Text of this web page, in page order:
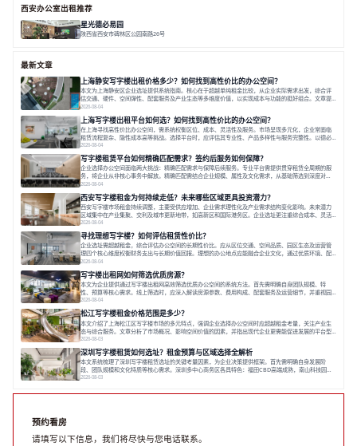
西安办公室出租推荐
星光德必易园
陕西省西安市碑林区公园南路26号
最新文章
上海静安写字楼出租价格多少？如何找到高性价比的办公空间？
本文为上海静安区企业选址提供系统指南。核心在于超越单纯租金比较，从企业实际需求出发，综合评
估交通、硬件、空间弹性、配套服务及产业生态等多维度价值，以实现成本与功能的挺好组合。文章提
出打破固定工位思维，采用精装灵活空间与共享配套以提升性价比，并通过不同规模企业的实际案例加
以说明。之后指出，专业运营服务商提供的稳定环境、社群活动与产业集聚等增值服务，是很大化空间
价值、助力企业成长的关键。对于许多在
2026-08-04
上海写字楼出租平台如何选？如何找到高性价比的办公空间？
在上海寻找高性价比办公空间，需系统权衡区位、成本、灵活性及服务。市场呈现多元化，企业常面临
租赁流程复杂、隐性成本高等挑战。选择平台时，应评估其专业性、产品多样性与服务完整性。以德必
为例，其提供从空间到生态的解决方案，通过特色园区、灵活产品和丰富配套，满足不同企业需求。企
业应明确自身需求，实地考察，选择能支持长期发展、提升竞争力的办公空间。在上海寻找合适的办公
空间，对于企业行政负责人、中小企业主
2026-08-04
写字楼租赁平台如何精确匹配需求？签约后服务如何保障？
企业选择办公空间面临两大挑战：精确匹配需求与保障后续服务。专业平台需提供贯穿租赁全周期的服
务，将企业从非核心事务中解放。精确匹配需结合企业规模、属性及文化需求，从基础筛选到深度对
接；签约后则需构建覆盖硬件运维、共享配套及专业物业的全周期保障体系。德必集团通过标准化服务
与个性化运营结合，以全国布局和产业生态圈为企业提供稳定支持，体现了从信息撮合到深度服务的能
力转变。在为企业寻找办公空间的过程中，
2026-08-04
西安写字楼租金为何持续走低？未来哪些区域更具投资潜力？
西安写字楼市场租金持续调整，主要受供应增加、企业需求理性化及产业需求结构变化影响。未来潜力
区域集中在产业集聚、交利及城市更新地带，如高新区和国际港务区。企业选址更注重综合成本、灵活
性与员工体验，倾向于提供全包式服务的办公空间。专业运营方通过空间优化与社群服务，助力企业成
长，推动市场向多元化、高性价比方向发展。近年来，西安写字楼市场呈现出租金持续调整的态势，这
一现象引发了的广泛关注。作为西部重要
2026-08-04
寻找理想写字楼？如何评估租赁性价比？
企业选址需超越租金，综合评估办公空间的长期性价比。应从区位交通、空间品质、园区生态及运营管
理四个核心维度权衡财务支出与长期价值回报。理想的办公地点应能融合企业文化，通过优质环境、配
套服务及社群资源赋能业务增长，实现成本与价值的平衡。对于许多正在成长或寻求稳定发展的企业而
言，寻找一处合适的办公空间是一项至关重要的决策。这不仅关系到团队的日常工作效率与协作氛围，
更直接影响着企业的品牌形象、运营成本
2026-08-04
写字楼出租网如何筛选优质房源？
本文为企业提供通过写字楼出租网高效筛选优质办公空间的系统方法。首先需明确自身团队规模、特
性、预算等核心需求。线上筛选时，应深入解读房源参数、费用构成、配套服务及运营细节，并重视园
区产业生态与交通区位价值。同时，需考察运营方的品牌背景与持续服务能力。完成线上初选后，必须
进行线下实地验证，核对空间实景、测试设施、感受园区氛围并确认合同条款，从而做出精确决策。在
数字化时代，写字楼出租网已成为企业寻找
2026-08-04
松江写字楼租金价格范围是多少？
本文介绍了上海松江区写字楼市场的多元特点，强调企业选择办公空间时应超越租金考量，关注产业生
态与综合服务。文章分析了市场概况、影响空间价值的因素，并指出现代企业更需能促进发展的平台型
空间。之后，以德必集团为例，说明运营方如何通过构建服务生态助力企业成长，建议企业系统评估需
求与长期价值，选择匹配的发展载体。对于许多寻求在上海松江区设立或扩展办公空间的企业而言，了
解该区域的写字楼市场概况是决策的首先
2026-08-03
深圳写字楼租赁如何选址？租金预算与区域选择全解析
本文系统梳理了深圳写字楼租赁选址的关键考量因素，为企业决策提供框架。首先需明确自身发展阶
段、团队规模和文化特质等核心需求。深圳多中心商务区各具特色：福田CBD高端成熟，南山科技园创
新活力强，前海具政策优势。除传统写字楼外，创意产业园注重生态与社群，适合文创、科技类企业。
款。选址是综合性战略决策，旨在让办公
2026-08-03
预约看房
请填写以下信息，我们将尽快与您电话联系。